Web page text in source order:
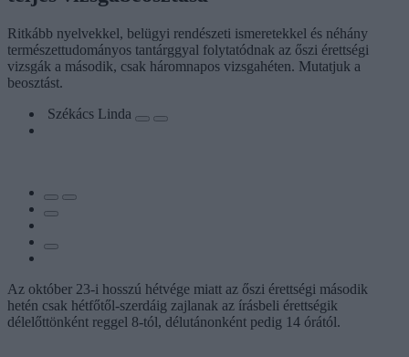
Ritkább nyelvekkel, belügyi rendészeti ismeretekkel és néhány
természettudományos tantárggyal folytatódnak az őszi érettségi
vizsgák a második, csak háromnapos vizsgahéten. Mutatjuk a
beosztást.
Székács Linda
Az október 23-i hosszú hétvége miatt az őszi érettségi második
hetén csak hétfőtől-szerdáig zajlanak az írásbeli érettségik
délelőttönként reggel 8-tól, délutánonként pedig 14 órától.